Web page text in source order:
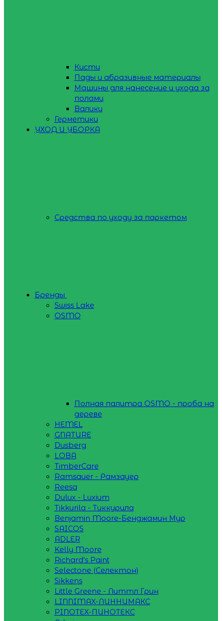
Кисти
Пады и абразивные материалы
Машины для нанесение и ухода за
полами
Валики
Герметики
УХОД И УБОРКА
Средства по уходу за паркетом
Бренды
Swiss Lake
OSMO
Полная палитра OSMO - проба на
дереве
HEMEL
GNATURE
Dusberg
LOBA
TimberCare
Ramsauer - Рамзауер
Reesa
Dulux - Luxium
Tikkurila - Тиккурила
Benjamin Moore-Бенджамин Мур
SAICOS
ADLER
Kelly Moore
Richard's Paint
Selectone (Селектон)
Sikkens
Little Greene - Литтл Грин
LINNIMAX-ЛИННИМАКС
PINOTEX-ПИНОТЕКС